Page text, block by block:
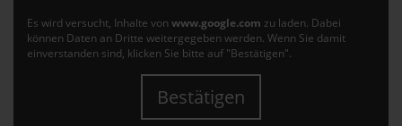
Es wird versucht, Inhalte von www.google.com zu laden. Dabei
können Daten an Dritte weitergegeben werden. Wenn Sie damit
einverstanden sind, klicken Sie bitte auf "Bestätigen".
Bestätigen